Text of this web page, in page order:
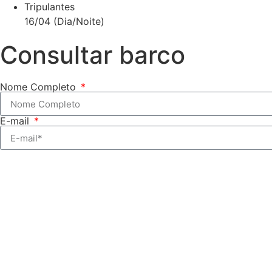
Tripulantes
16/04 (Dia/Noite)
Consultar barco
Nome Completo
E-mail